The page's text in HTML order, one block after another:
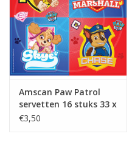
Amscan Paw Patrol
servetten 16 stuks 33 x
33 cm
€3,50